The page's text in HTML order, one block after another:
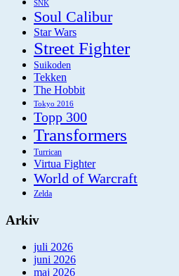
SNK
Soul Calibur
Star Wars
Street Fighter
Suikoden
Tekken
The Hobbit
Tokyo 2016
Topp 300
Transformers
Turrican
Virtua Fighter
World of Warcraft
Zelda
Arkiv
juli 2026
juni 2026
maj 2026